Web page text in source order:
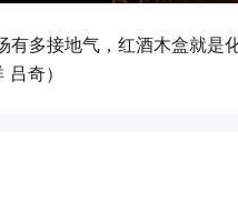
有多接地气，红酒木盒就是
奇）